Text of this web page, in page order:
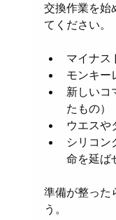
交換作業を始
てください。
マイナス
モンキー
新しいコ
たもの）
ウエスや
シリコン
命を延ば
準備が整った
う。